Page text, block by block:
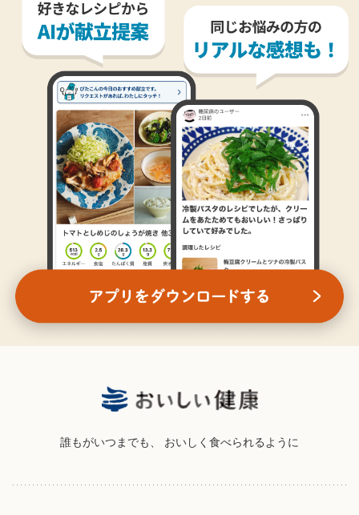
誰もがいつまでも、 おいしく食べられるように